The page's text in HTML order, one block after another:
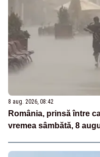
8 aug. 2026, 08:42
România, prinsă între
vremea sâmbătă, 8